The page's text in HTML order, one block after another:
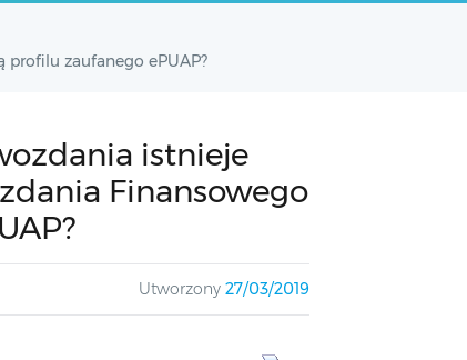
zaufanego ePUAP?
istnieje
Finansowego
Utworzony 27/03/2019